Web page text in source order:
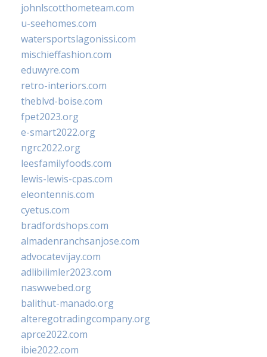
johnlscotthometeam.com
u-seehomes.com
watersportslagonissi.com
mischieffashion.com
eduwyre.com
retro-interiors.com
theblvd-boise.com
fpet2023.org
e-smart2022.org
ngrc2022.org
leesfamilyfoods.com
lewis-lewis-cpas.com
eleontennis.com
cyetus.com
bradfordshops.com
almadenranchsanjose.com
advocatevijay.com
adlibilimler2023.com
naswwebed.org
balithut-manado.org
alteregotradingcompany.org
aprce2022.com
ibie2022.com